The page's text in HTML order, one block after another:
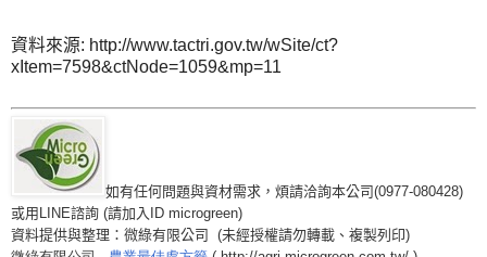
資料來源: http://www.tactri.gov.tw/wSite/ct?
xItem=7598&ctNode=1059&mp=11
如有任何問題與資材需求，煩請洽詢本公司(0977-080428)
或用LINE諮詢 (請加入ID microgreen)
資料提供與整理：微綠有限公司
(未經授權請勿轉載、複製列印)